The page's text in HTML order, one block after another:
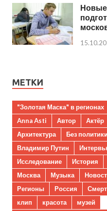
Новые
МЕТКИ
"Золотая Маска" в регионах
Anna Asti
Автор Актёр
Архитектура
Без политики
Владимир Путин
Исследование
История
Москва
Музыка
Регионы
Россия
клип
красота
музей